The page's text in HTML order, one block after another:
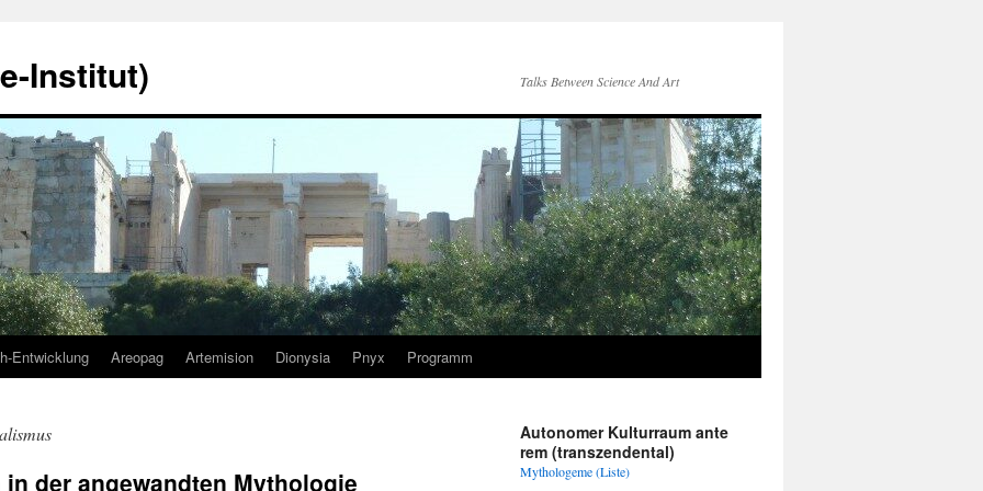
Institut) Talks Between Science And Art
Entwicklung Areopag Artemision Dionysia Pnyx Programm
der angewandten Mythologie
Autonomer Kulturraum ante
rem (transzendental)
Mythologeme (Liste)